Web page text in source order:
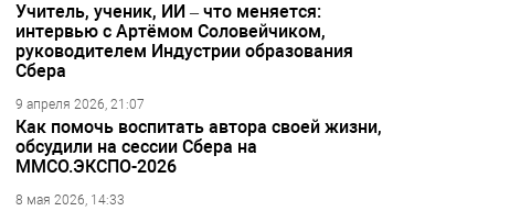
Учитель, ученик, ИИ – что меняется:
интервью с Артёмом Соловейчиком,
руководителем Индустрии образования
Сбера
9 апреля 2026, 21:07
Как помочь воспитать автора своей жизни,
обсудили на сессии Сбера на
ММСО.ЭКСПО-2026
8 мая 2026, 14:33